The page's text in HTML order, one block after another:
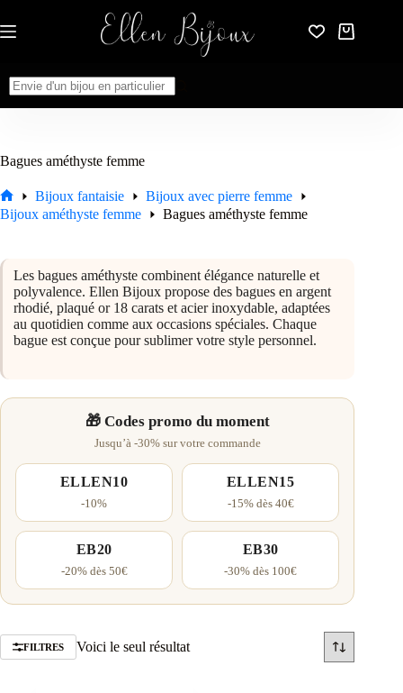
au
contenu
Panier
Bagues améthyste femme
Accueil
Bijoux fantaisie
Bijoux avec pierre femme
Bijoux améthyste femme
Bagues améthyste femme
Les bagues améthyste combinent élégance naturelle et
polyvalence. Ellen Bijoux propose des bagues en argent
rhodié, plaqué or 18 carats et acier inoxydable, adaptées
au quotidien comme aux occasions spéciales. Chaque
bague est conçue pour sublimer votre style personnel.
🎁 Codes promo du moment
Jusqu’à -30% sur votre commande
ELLEN10
-10%
ELLEN15
-15% dès 40€
EB20
-20% dès 50€
EB30
-30% dès 100€
FILTRES Voici le seul résultat